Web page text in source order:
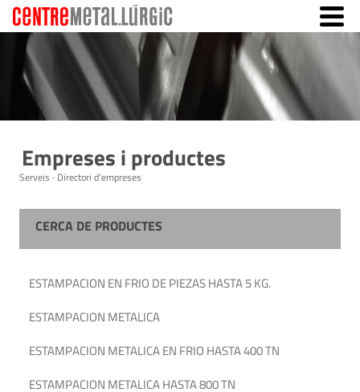
Empreses i productes
Serveis · Directori d'empreses
CERCA DE PRODUCTES
ESTAMPACION EN FRIO DE PIEZAS HASTA 5 KG.
ESTAMPACION METALICA
ESTAMPACION METALICA EN FRIO HASTA 400 TN
ESTAMPACION METALICA HASTA 800 TN